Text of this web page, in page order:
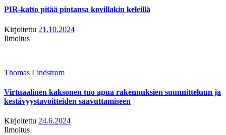
PIR-katto pitää pintansa kovillakin keleillä
Kirjoitettu 21.10.2024
Ilmoitus
Thomas Lindstrom
Virtuaalinen kaksonen tuo apua rakennuksien suunnitteluun ja
kestävyystavoitteiden saavuttamiseen
Kirjoitettu 24.6.2024
Ilmoitus